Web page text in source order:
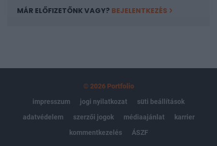
MÁR ELŐFIZETŐNK VAGY? BEJELENTKEZÉS
© 2026 Portfolio
impresszum
jogi nyilatkozat
süti beállítások
adatvédelem
szerzői jogok médiaajánlat
karrier
kommentkezelés
ÁSZF